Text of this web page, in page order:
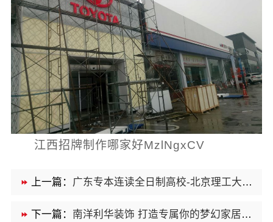
江西招牌制作哪家好MzlNgxCV
上一篇： 广东专本连读全日制高校-北京理工大学珠海学院继续教育学院
下一篇： 南洋利华装饰 打造专属你的梦幻家居空间